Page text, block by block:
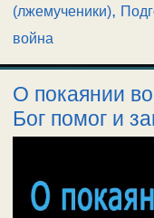
(лжемученики),
война
О покаянии
Бог помог и